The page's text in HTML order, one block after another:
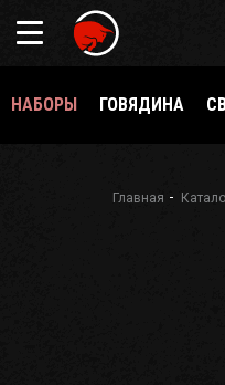
НАБОРЫ ГОВЯДИНА
Подарочный
сертификат
и
Главная